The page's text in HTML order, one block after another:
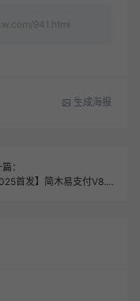
941.html
生成海报
：
【2025首发】简木易支付V8.0 TP8+Vue3全栈方案 | 高防过滤插件